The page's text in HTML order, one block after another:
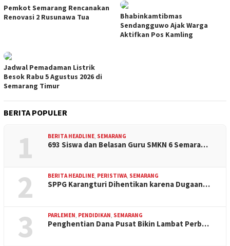
Pemkot Semarang Rencanakan
Renovasi 2 Rusunawa Tua
Bhabinkamtibmas
Sendangguwo Ajak Warga
Aktifkan Pos Kamling
Jadwal Pemadaman Listrik
Besok Rabu 5 Agustus 2026 di
Semarang Timur
BERITA POPULER
1 BERITA HEADLINE, SEMARANG
693 Siswa dan Belasan Guru SMKN 6 Semara…
2 BERITA HEADLINE, PERISTIWA, SEMARANG
SPPG Karangturi Dihentikan karena Dugaan…
3 PARLEMEN, PENDIDIKAN, SEMARANG
Penghentian Dana Pusat Bikin Lambat Perb…